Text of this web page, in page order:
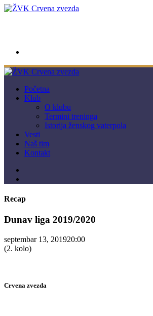
Početna
Klub
O klubu
Termini treninga
Istorija ženskog vaterpola
Vesti
Naš tim
Kontakt
Recap
Dunav liga 2019/2020
septembar 13, 201920:00
(2. kolo)
Crvena zvezda